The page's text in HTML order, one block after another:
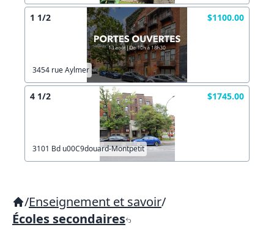
1 1/2 $1100.00
3454 rue Aylmer
4 1/2 $1745.00
3101 Bd u00C9douard-Montpetit
/Enseignement et savoir/
Écoles secondaires